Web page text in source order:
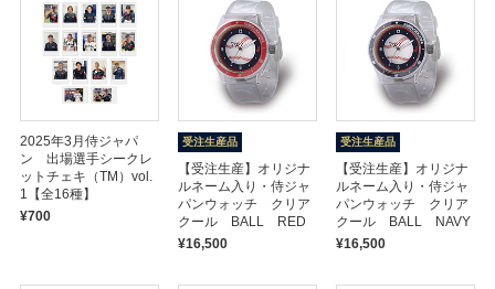
2025年3月侍ジャパ
ン 出場選手シークレ
ットチェキ（TM）vol.
1【全16種】
¥700
受注生産品
【受注生産】オリジナ
ルネーム入り・侍ジャ
パンウォッチ クリア
クール BALL RED
¥16,500
受注生産品
【受注生産】オリジナ
ルネーム入り・侍ジャ
パンウォッチ クリア
クール BALL NAVY
¥16,500